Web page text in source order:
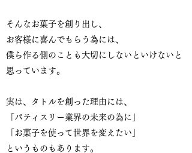
そんなお菓子を創り出し、
お客様に喜んでもらう為には、
僕ら作る側のことも大切にしないといけないと
思っています。
実は、タトルを創った理由には、
「パティスリー業界の未来の為に」
「お菓子を使って世界を変えたい」
というものもあります。